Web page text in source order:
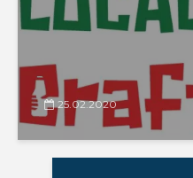
25.02.2020